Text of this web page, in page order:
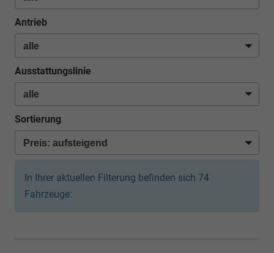
Antrieb
Ausstattungslinie
Sortierung
In Ihrer aktuellen Filterung befinden sich 74
Fahrzeuge: